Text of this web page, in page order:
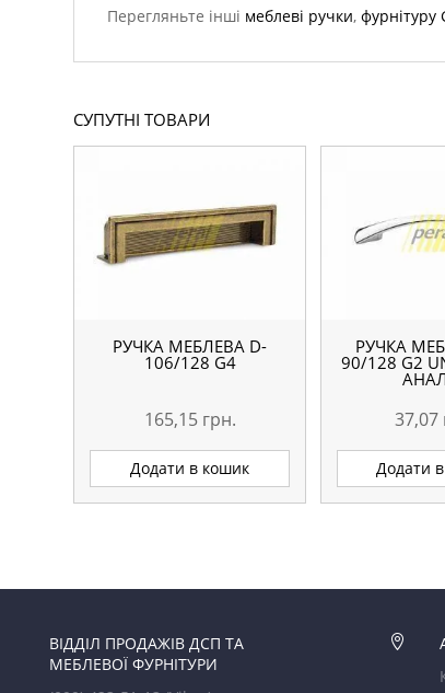
Перегляньте інші меблеві ручки,фурнітуру
СУПУТНІ ТОВАРИ
РУЧКА МЕБЛЕВА D-
106/128 G4
165,15 грн.
Додати в кошик
РУЧКА
90/128 G2
37,07
Додати
ВІДДІЛ ПРОДАЖІВ ДСП ТА
МЕБЛЕВОЇ ФУРНІТУРИ
